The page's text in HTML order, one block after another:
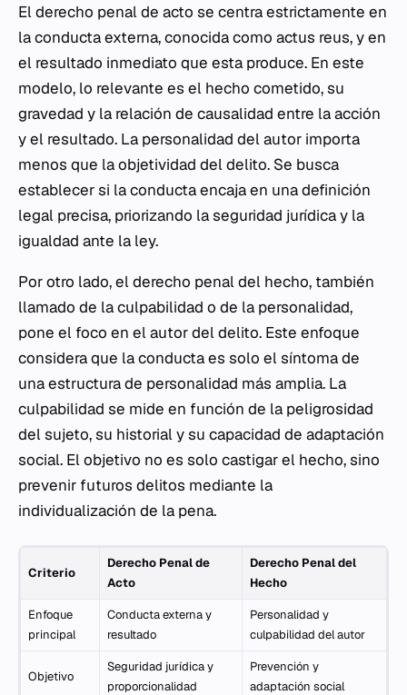
El derecho penal de acto se centra estrictamente en
la conducta externa, conocida como actus reus, y en
el resultado inmediato que esta produce. En este
modelo, lo relevante es el hecho cometido, su
gravedad y la relación de causalidad entre la acción
y el resultado. La personalidad del autor importa
menos que la objetividad del delito. Se busca
establecer si la conducta encaja en una definición
legal precisa, priorizando la seguridad jurídica y la
igualdad ante la ley.
Por otro lado, el derecho penal del hecho, también
llamado de la culpabilidad o de la personalidad,
pone el foco en el autor del delito. Este enfoque
considera que la conducta es solo el síntoma de
una estructura de personalidad más amplia. La
culpabilidad se mide en función de la peligrosidad
del sujeto, su historial y su capacidad de adaptación
social. El objetivo no es solo castigar el hecho, sino
prevenir futuros delitos mediante la
individualización de la pena.
Criterio
Derecho Penal de
Acto
Derecho Penal del
Hecho
Enfoque
principal
Conducta externa y
resultado
Personalidad y
culpabilidad del autor
Objetivo
Seguridad jurídica y
proporcionalidad
Prevención y
adaptación social